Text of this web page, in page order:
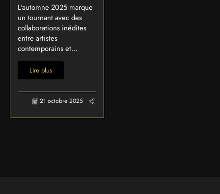
L'automne 2025 marque
un tournant avec des
collaborations inédites
entre artistes
contemporains et...
Lire plus
21 octobre 2025